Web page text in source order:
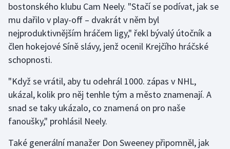
bostonského klubu Cam Neely. "Stačí se podívat, jak se
mu dařilo v play-off – dvakrát v něm byl
nejproduktivnějším hráčem ligy," řekl bývalý útočník a
člen hokejové Síně slávy, jenž ocenil Krejčího hráčské
schopnosti.
"Když se vrátil, aby tu odehrál 1000. zápas v NHL,
ukázal, kolik pro něj tenhle tým a město znamenají. A
snad se taky ukázalo, co znamená on pro naše
fanoušky," prohlásil Neely.
Také generální manažer Don Sweeney připomněl, jak